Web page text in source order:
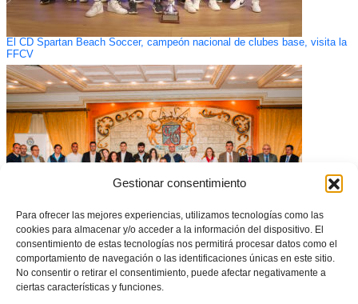
Gestionar consentimiento
Para ofrecer las mejores experiencias, utilizamos tecnologías como las
cookies para almacenar y/o acceder a la información del dispositivo. El
consentimiento de estas tecnologías nos permitirá procesar datos como el
comportamiento de navegación o las identificaciones únicas en este sitio.
No consentir o retirar el consentimiento, puede afectar negativamente a
ciertas características y funciones.
El CD Spartan Beach Soccer, campeón nacional de clubes base, visita la
FFCV
El CTE celebró el XLI Día del Entrenador Valenciano